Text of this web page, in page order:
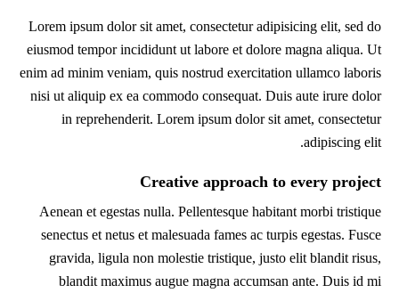
Lorem ipsum dolor sit amet, consectetur adipisicing elit, sed do
eiusmod tempor incididunt ut labore et dolore magna aliqua. Ut
enim ad minim veniam, quis nostrud exercitation ullamco laboris
nisi ut aliquip ex ea commodo consequat. Duis aute irure dolor
in reprehenderit. Lorem ipsum dolor sit amet, consectetur
adipiscing elit.
Creative approach to every project
Aenean et egestas nulla. Pellentesque habitant morbi tristique
senectus et netus et malesuada fames ac turpis egestas. Fusce
gravida, ligula non molestie tristique, justo elit blandit risus,
blandit maximus augue magna accumsan ante. Duis id mi